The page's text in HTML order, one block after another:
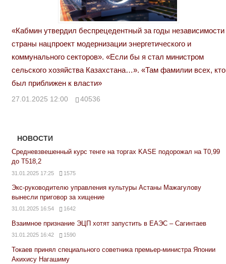
«Кабмин утвердил беспрецедентный за годы независимости
страны нацпроект модернизации энергетического и
коммунального секторов». «Если бы я стал министром
сельского хозяйства Казахстана…». «Там фамилии всех, кто
был приближен к власти»
27.01.2025 12:00 40536
НОВОСТИ
Средневзвешенный курс тенге на торгах KASE подорожал на Т0,99
до Т518,2
31.01.2025 17:25 1575
Экс-руководителю управления культуры Астаны Мажагулову
вынесли приговор за хищение
31.01.2025 16:54 1642
Взаимное признание ЭЦП хотят запустить в ЕАЭС – Сагинтаев
31.01.2025 16:42 1590
Токаев принял специального советника премьер-министра Японии
Акихису Нагашиму